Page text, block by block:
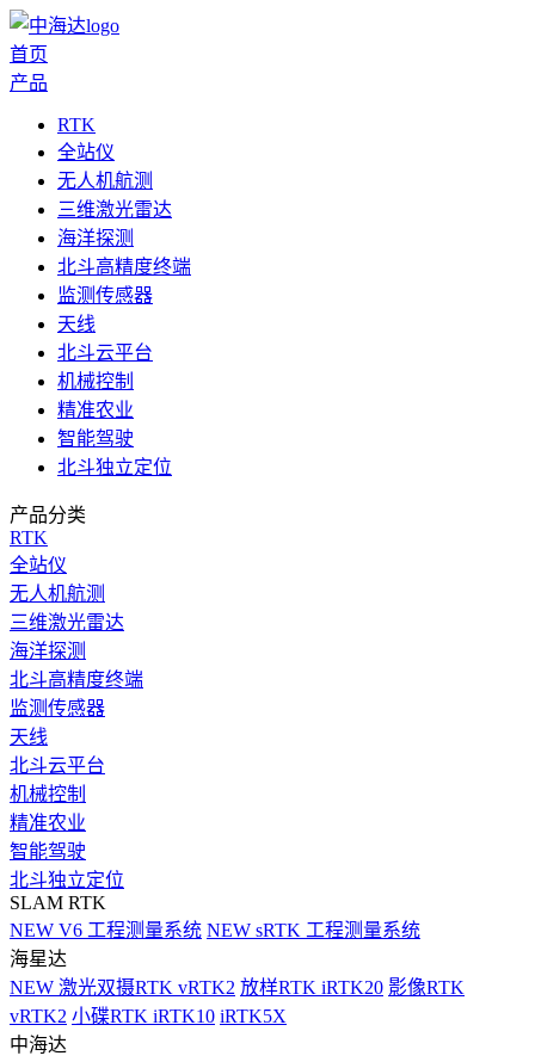
首页
产品
RTK
全站仪
无人机航测
三维激光雷达
海洋探测
北斗高精度终端
监测传感器
天线
北斗云平台
机械控制
精准农业
智能驾驶
北斗独立定位
产品分类
RTK
全站仪
无人机航测
三维激光雷达
海洋探测
北斗高精度终端
监测传感器
天线
北斗云平台
机械控制
精准农业
智能驾驶
北斗独立定位
SLAM RTK
NEW V6 工程测量系统 NEW sRTK 工程测量系统
海星达
NEW 激光双摄RTK vRTK2 放样RTK iRTK20 影像RTK
vRTK2 小碟RTK iRTK10 iRTK5X
中海达